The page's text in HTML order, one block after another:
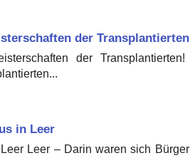
der
der
in Leer
Leer – Darin waren sich